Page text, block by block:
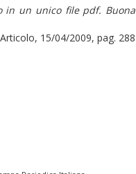
in un unico file pdf. Buona
Articolo, 15/04/2009, pag. 288